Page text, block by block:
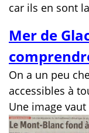
car ils en sont
Mer de
On a un peu
accessibles à
Une image